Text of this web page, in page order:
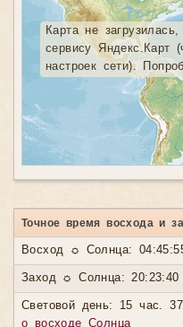
Карта не
сервису Яндекс.Карт
настроек сети).
Точное время восхода и
Восход ☼ Солнца:
Заход ☼ Солнца: 20:23:40
Световой день: 15 час.
о восходе Солнца